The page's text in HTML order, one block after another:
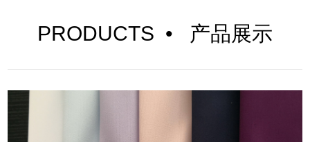
PRODUCTS • 产品展示